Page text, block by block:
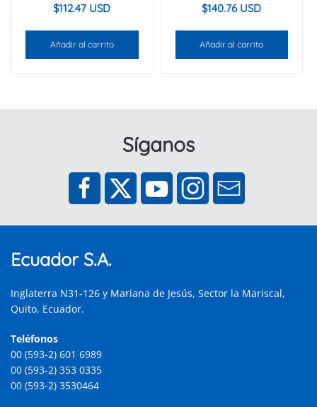
$112.47 USD
Añadir al carrito
$140.76 USD
Añadir al carrito
Síganos
Ecuador S.A.
Inglaterra N31-126 y Mariana de Jesús, Sector la Mariscal,
Quito, Ecuador.
Teléfonos
00 (593-2) 601 6989
00 (593-2) 353 0335
00 (593-2) 3530464